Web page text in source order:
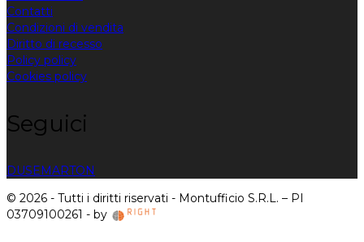
Contatti
Condizioni di vendita
Diritto di recesso
Policy policy
Cookies policy
Seguici
DUSEMARTON
© 2026 - Tutti i diritti riservati - Montufficio S.R.L. – PI
03709100261 - by